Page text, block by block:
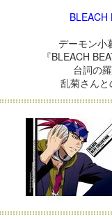
BLEACH
デーモン小
『BLEACH
台詞の
乱菊さん